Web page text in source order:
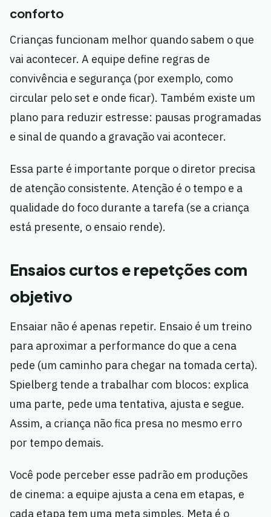
conforto
Crianças funcionam melhor quando sabem o que
vai acontecer. A equipe define regras de
convivência e segurança (por exemplo, como
circular pelo set e onde ficar). Também existe um
plano para reduzir estresse: pausas programadas
e sinal de quando a gravação vai acontecer.
Essa parte é importante porque o diretor precisa
de atenção consistente. Atenção é o tempo e a
qualidade do foco durante a tarefa (se a criança
está presente, o ensaio rende).
Ensaios curtos e repetções com
objetivo
Ensaiar não é apenas repetir. Ensaio é um treino
para aproximar a performance do que a cena
pede (um caminho para chegar na tomada certa).
Spielberg tende a trabalhar com blocos: explica
uma parte, pede uma tentativa, ajusta e segue.
Assim, a criança não fica presa no mesmo erro
por tempo demais.
Você pode perceber esse padrão em produções
de cinema: a equipe ajusta a cena em etapas, e
cada etapa tem uma meta simples. Meta é o